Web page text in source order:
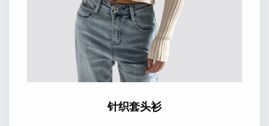
针织套头衫